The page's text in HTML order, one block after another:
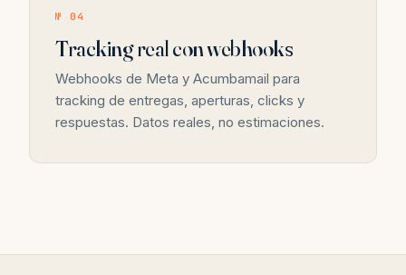
№ 04
Tracking real con webhooks
Webhooks de Meta y Acumbamail para
tracking de entregas, aperturas, clicks y
respuestas. Datos reales, no estimaciones.